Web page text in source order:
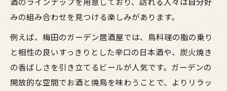
みの組み合わせを見つける楽しみがあります。
例えば、梅田のガーデン居酒屋では、鳥料理の脂の乗り
と相性の良いすっきりとした辛口の日本酒や、炭火焼き
の香ばしさを引き立てるビールが人気です。ガーデンの
開放的な空間でお酒と焼鳥を味わうことで、よりリラッ